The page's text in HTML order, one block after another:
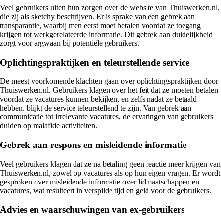
Veel gebruikers uiten hun zorgen over de website van Thuiswerken.nl,
die zij als sketchy beschrijven. Er is sprake van een gebrek aan
transparantie, waarbij men eerst moet betalen voordat ze toegang
krijgen tot werkgerelateerde informatie. Dit gebrek aan duidelijkheid
zorgt voor argwaan bij potentiële gebruikers.
Oplichtingspraktijken en teleurstellende service
De meest voorkomende klachten gaan over oplichtingspraktijken door
Thuiswerken.nl. Gebruikers klagen over het feit dat ze moeten betalen
voordat ze vacatures kunnen bekijken, en zelfs nadat ze betaald
hebben, blijkt de service teleurstellend te zijn. Van gebrek aan
communicatie tot irrelevante vacatures, de ervaringen van gebruikers
duiden op malafide activiteiten.
Gebrek aan respons en misleidende informatie
Veel gebruikers klagen dat ze na betaling geen reactie meer krijgen van
Thuiswerken.nl, zowel op vacatures als op hun eigen vragen. Er wordt
gesproken over misleidende informatie over lidmaatschappen en
vacatures, wat resulteert in verspilde tijd en geld voor de gebruikers.
Advies en waarschuwingen van ex-gebruikers